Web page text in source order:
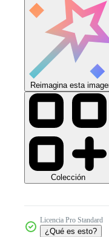
Reimagina esta
Colección
Licencia Pro Standard
¿Qué es esto?